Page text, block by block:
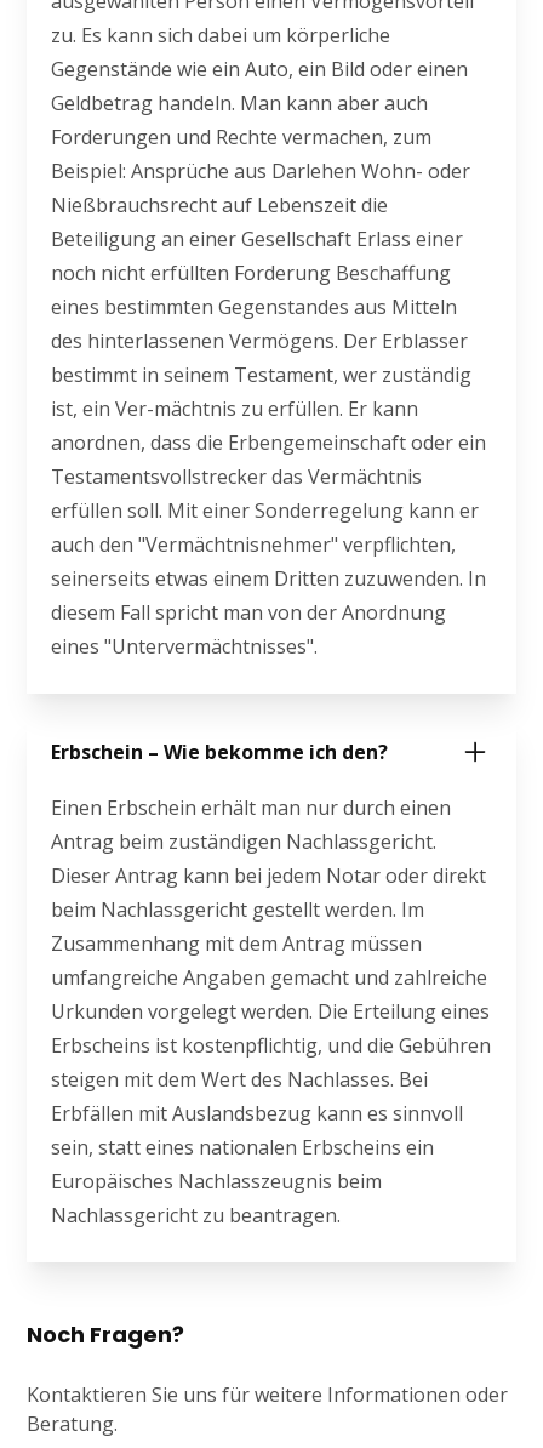
zu. Es kann sich dabei um körperliche
Gegenstände wie ein Auto, ein Bild oder einen
Geldbetrag handeln. Man kann aber auch
Forderungen und Rechte vermachen, zum
Beispiel: Ansprüche aus Darlehen Wohn- oder
Nießbrauchsrecht auf Lebenszeit die
Beteiligung an einer Gesellschaft Erlass einer
noch nicht erfüllten Forderung Beschaffung
eines bestimmten Gegenstandes aus Mitteln
des hinterlassenen Vermögens. Der Erblasser
bestimmt in seinem Testament, wer zuständig
ist, ein Ver-mächtnis zu erfüllen. Er kann
anordnen, dass die Erbengemeinschaft oder ein
Testamentsvollstrecker das Vermächtnis
erfüllen soll. Mit einer Sonderregelung kann er
auch den "Vermächtnisnehmer" verpflichten,
seinerseits etwas einem Dritten zuzuwenden. In
diesem Fall spricht man von der Anordnung
eines "Untervermächtnisses".
Erbschein – Wie bekomme ich den?
Einen Erbschein erhält man nur durch einen
Antrag beim zuständigen Nachlassgericht.
Dieser Antrag kann bei jedem Notar oder direkt
beim Nachlassgericht gestellt werden. Im
Zusammenhang mit dem Antrag müssen
umfangreiche Angaben gemacht und zahlreiche
Urkunden vorgelegt werden. Die Erteilung eines
Erbscheins ist kostenpflichtig, und die Gebühren
steigen mit dem Wert des Nachlasses. Bei
Erbfällen mit Auslandsbezug kann es sinnvoll
sein, statt eines nationalen Erbscheins ein
Europäisches Nachlasszeugnis beim
Nachlassgericht zu beantragen.
Noch Fragen?
Kontaktieren Sie uns für weitere Informationen oder
Beratung.